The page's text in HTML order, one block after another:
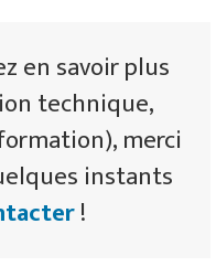
en savoir plus
technique,
merci
instants
!